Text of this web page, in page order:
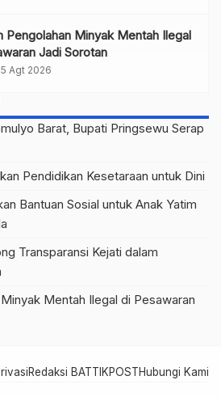
Pengolahan Minyak Mentah Ilegal
Jadi Sorotan
Agt 2026
Barat, Bupati Pringsewu Serap
Pendidikan Kesetaraan untuk Dini
Bantuan Sosial untuk Anak Yatim
Transparansi Kejati dalam
Mentah Ilegal di Pesawaran
Redaksi BATTIKPOSTHubungi Kami